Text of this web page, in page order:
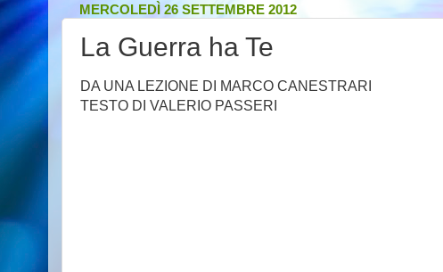
MERCOLEDÌ 26 SETTEMBRE 2012
La Guerra ha Te
DA UNA LEZIONE DI MARCO CANESTRARI
TESTO DI VALERIO PASSERI